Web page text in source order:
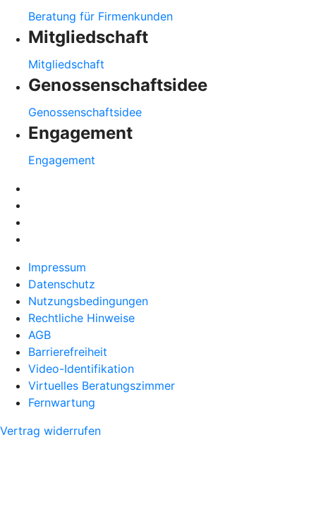
Beratung für Firmenkunden
Mitgliedschaft
Mitgliedschaft
Genossenschaftsidee
Genossenschaftsidee
Engagement
Engagement
Impressum
Datenschutz
Nutzungsbedingungen
Rechtliche Hinweise
AGB
Barrierefreiheit
Video-Identifikation
Virtuelles Beratungszimmer
Fernwartung
Vertrag widerrufen